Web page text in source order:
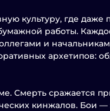
культуру, где даже
работы.
и
архетипов:
Смерть сражается
кинжалов. Бои